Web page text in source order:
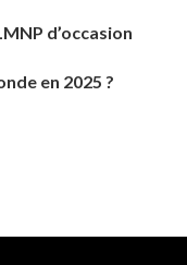
d’occasion
en 2025 ?